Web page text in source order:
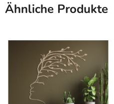
Ähnliche Produkte